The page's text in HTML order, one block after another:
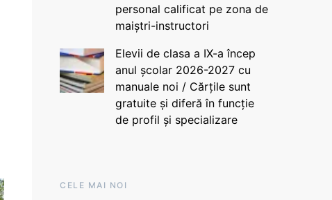
personal calificat pe zona de
maiștri-instructori
Elevii de clasa a IX-a încep
anul școlar 2026-2027 cu
manuale noi / Cărțile sunt
gratuite și diferă în funcție
de profil și specializare
CELE MAI NOI